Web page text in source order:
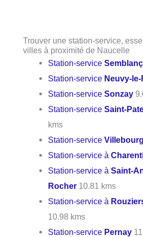
Trouver une station-service,
villes à proximité de Naucelle
Station-service
Station-service Neuvy-
Station-serviceSonzay
Station-serviceSaint-
kms
Station-serviceVillebourg
Station-service à
Station-service àSaint-
Rocher 10.81 kms
Station-service à
10.98 kms
Station-service Pernay